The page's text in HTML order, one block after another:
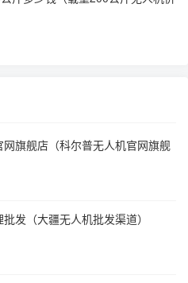
旗舰店（科尔普无人机官网旗舰
发（大疆无人机批发渠道）